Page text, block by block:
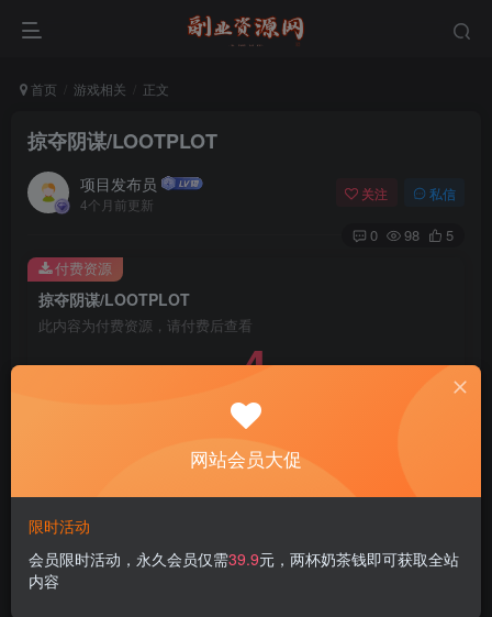
首页 游戏相关 正文
掠夺阴谋/LOOTPLOT
项目发布员
4个月前更新
关注 私信
0 98 5
掠夺阴谋/LOOTPLOT
此内容为付费资源，请付费后查看
4
付费资源
游戏介绍
重新安排物品，发现协同效应，打破规则，突破游戏极限！
LOOTPLOT是一个基于点数的物品构造类Roguelite游戏，所
网站会员大促
限时活动
会员限时活动，永久会员仅需39.9元，两杯奶茶钱即可获取全站
内容